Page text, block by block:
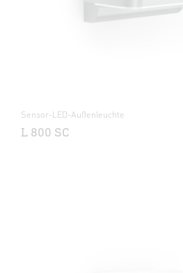
Sensor-LED-Außenleuchte
L 800 SC